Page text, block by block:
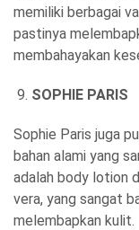
memiliki berbagai
pastinya
membahayakan
SOPHIE PARIS
Sophie Paris juga
bahan alami yang
adalah body lotion
vera, yang sangat
melembapkan kulit.